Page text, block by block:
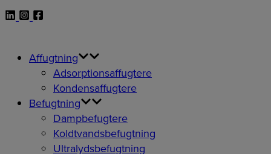
Affugtning
Adsorptionsaffugtere
Kondensaffugtere
Befugtning
Dampbefugtere
Koldtvandsbefugtning
Ultralydsbefugtning